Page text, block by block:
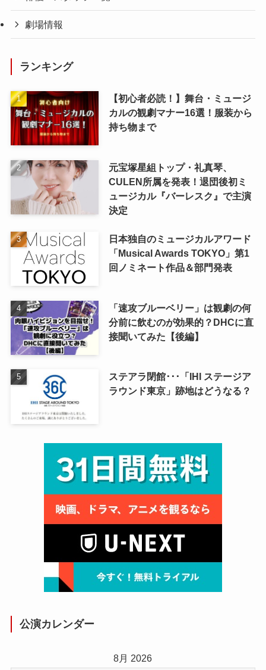
劇場情報
ランキング
【初心者必読！】舞台・ミュージ
カルの観劇マナー16選！服装から
持ち物まで
元宝塚星組トップ・礼真琴、
CULEN所属を発表！退団後初ミ
ュージカル『バーレスク』で主演
決定
日本独自のミュージカルアワード
「Musical Awards TOKYO」第1
回ノミネート作品＆部門発表
「速攻ブルーベリー」は観劇の何
分前に飲むのが効果的？DHCに直
接聞いてみた【後編】
ステアラ閉館･･･「IHI ステージア
ラウンド東京」跡地はどうなる？
公演カレンダー
8月 2026